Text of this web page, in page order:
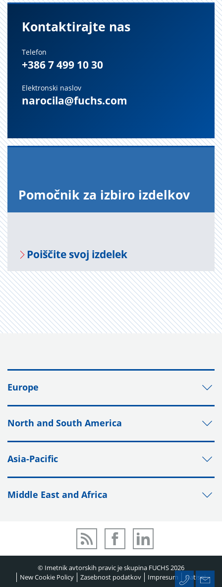
Kontaktirajte nas
Telefon
+386 7 499 10 30
Elektronski naslov
narocila@fuchs.com
Po­moč­nik za iz­bi­ro iz­del­kov
Po­i­šči­te svoj iz­de­lek
Europe
North and South America
Asia-Pacific
Middle East and Africa
© Imetnik avtorskih pravic je skupina FUCHS 2026
New Cookie Policy
Zasebnost podatkov Impresum Natisni